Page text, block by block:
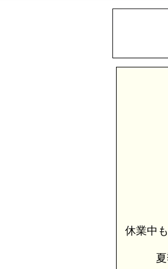
休業中